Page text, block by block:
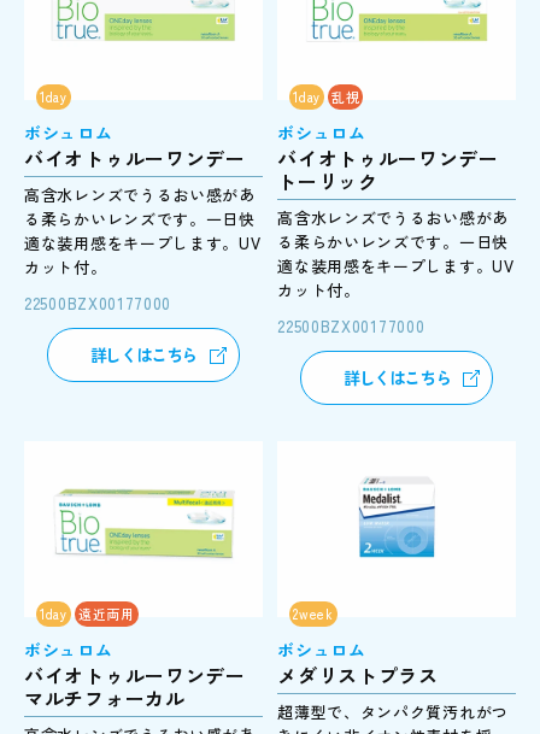
1day
ボシュロム
バイオトゥルーワンデー
高含水レンズでうるおい感があ
る柔らかいレンズです。一日快
適な装用感をキープします。UV
カット付。
22500BZX00177000
詳しくはこちら
1day 乱視
ボシュロム
バイオトゥルーワンデー
トーリック
高含水レンズでうるおい感があ
る柔らかいレンズです。一日快
適な装用感をキープします。UV
カット付。
22500BZX00177000
詳しくはこちら
1day 遠近両用
ボシュロム
バイオトゥルーワンデー
マルチフォーカル
2week
ボシュロム
メダリストプラス
超薄型で、タンパク質汚れがつ